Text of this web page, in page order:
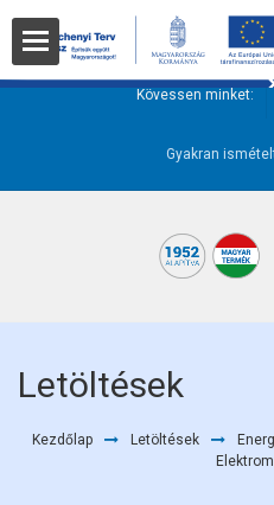
hajdu@hajdurt.hu +36
Kövessen minket:
Gyakran
Letöltések
Kezdőlap Letöltések